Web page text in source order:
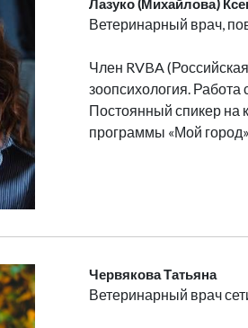
Лазуко (Михайлова)
Ветеринарный врач,
Член RVBA
зоопсихология.
Постоянный спикер на
программы «Мой
Червякова Татьяна
Ветеринарный врач